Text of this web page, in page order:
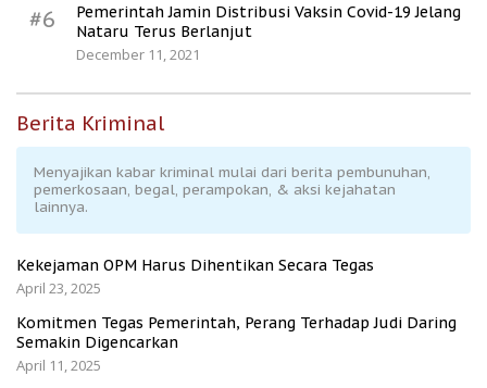
#6
Pemerintah Jamin Distribusi Vaksin Covid-19 Jelang
Nataru Terus Berlanjut
December 11, 2021
Berita Kriminal
Menyajikan kabar kriminal mulai dari berita pembunuhan,
pemerkosaan, begal, perampokan, & aksi kejahatan
lainnya.
Kekejaman OPM Harus Dihentikan Secara Tegas
April 23, 2025
Komitmen Tegas Pemerintah, Perang Terhadap Judi Daring
Semakin Digencarkan
April 11, 2025